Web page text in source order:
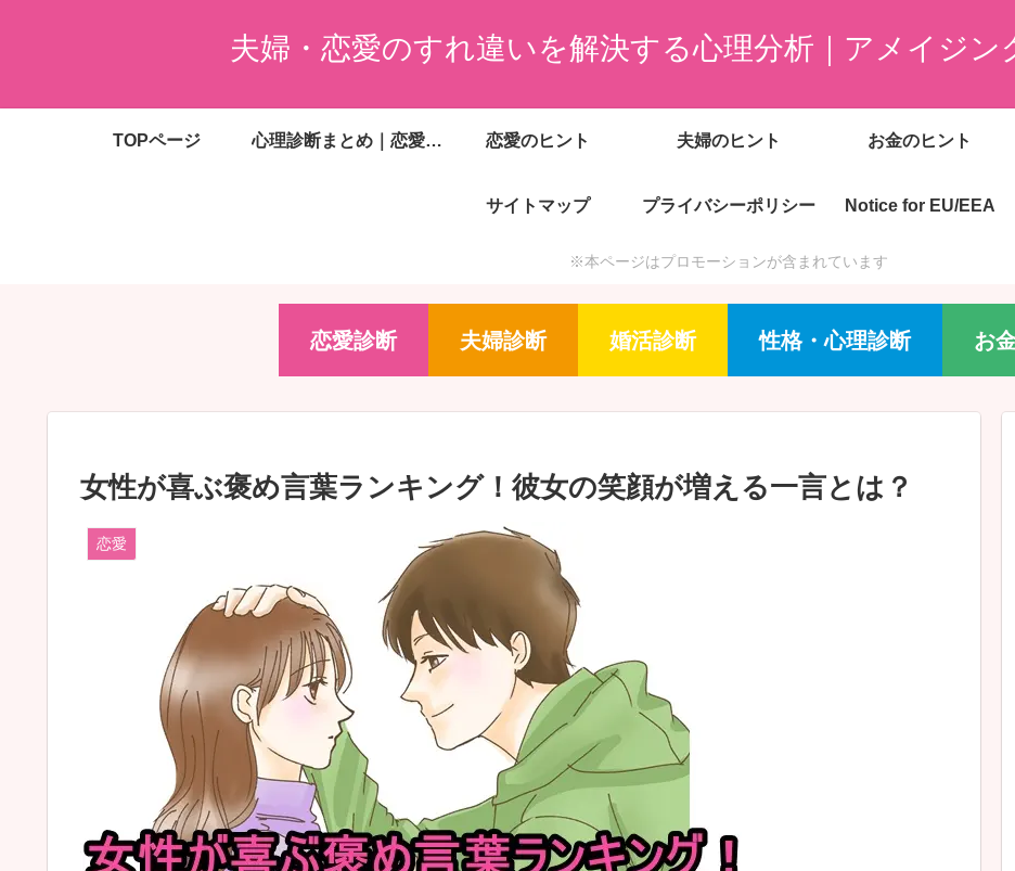
夫婦・恋愛のすれ違いを解決する心理分析｜アメイジン
TOPページ 心理診断まとめ｜恋愛・夫婦・婚活・金銭感覚がわかる無料診断一覧 恋愛のヒント 夫婦のヒント お金のヒント
サイトマップ プライバシーポリシー Notice for EU/EEA
※本ページはプロモーションが含まれています
恋愛診断 夫婦診断 婚活診断 性格・心理診断 お
女性が喜ぶ褒め言葉ランキング！彼女の笑顔が増える一言とは？
恋愛